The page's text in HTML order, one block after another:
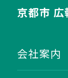
京都市 広
会社案内